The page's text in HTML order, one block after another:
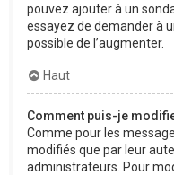
pouvez ajouter à un
essayez de demander à
possible de l’augmenter.
Haut
Comment puis-je
Comme pour les
modifiés que par leur
administrateurs. Pour